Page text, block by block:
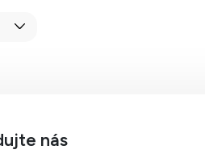
nás